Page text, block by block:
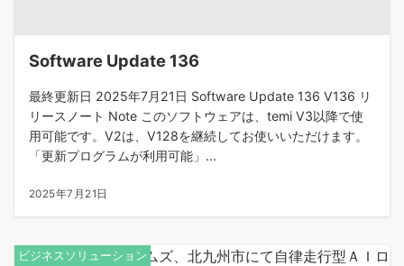
Software Update 136
最終更新日 2025年7月21日 Software Update 136 V136 リ
リースノート Note このソフトウェアは、temi V3以降で使
用可能です。V2は、V128を継続してお使いいただけます。
「更新プログラムが利用可能」...
2025年7月21日
ビジネスソリューション